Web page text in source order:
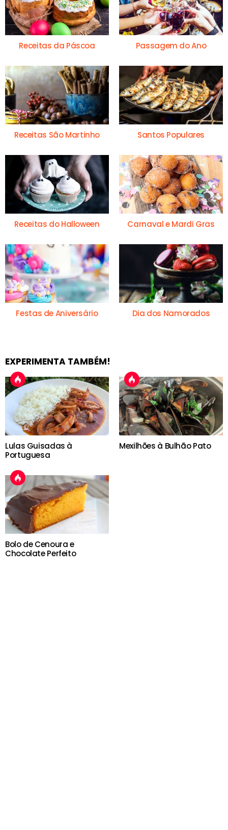
Receitas da Páscoa Passagem do Ano
Receitas São Martinho Santos Populares
Receitas do Halloween Carnaval e Mardi Gras
Festas de Aniversário Dia dos Namorados
EXPERIMENTA TAMBÉM!
Lulas Guisadas à
Portuguesa
Mexilhões à Bulhão Pato
Bolo de Cenoura e
Chocolate Perfeito